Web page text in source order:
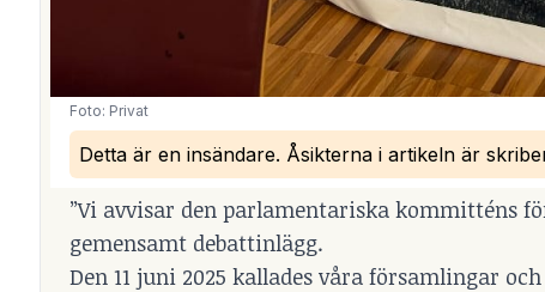
Foto: Privat
Detta är en insändare. Åsikterna i artikeln är
”Vi avvisar den parlamentariska kommitténs
gemensamt debattinlägg.
Den 11 juni 2025 kallades våra församlingar